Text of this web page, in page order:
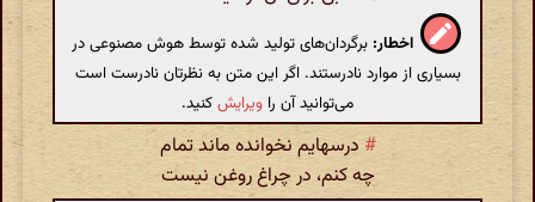
اخطار: برگردان‌های تولید شده توسط هوش مصنوعی در
بسیاری از موارد نادرستند. اگر این متن به نظرتان نادرست است
می‌توانید آن را ویرایشکنید.
# درسهایم نخوانده ماند تمام
چه کنم، در چراغ روغن نیست